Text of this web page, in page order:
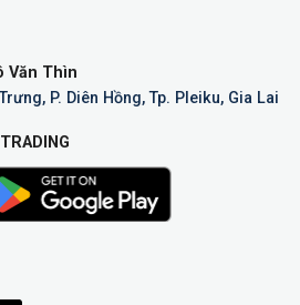
Văn Thìn
P. Diên Hồng, Tp. Pleiku, Gia Lai